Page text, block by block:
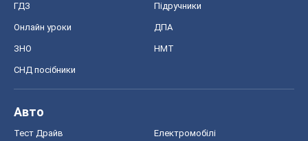
ГДЗ Підручники
Онлайн уроки ДПА
ЗНО НМТ
СНД посібники
Авто
Тест Драйв Електромобілі